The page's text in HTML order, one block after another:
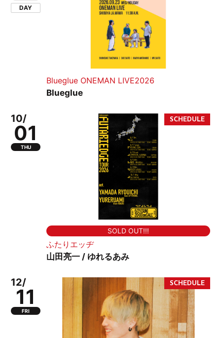
DAY
Blueglue ONEMAN LIVE2026
Blueglue
10/
01
THU
SOLD OUT!!!
ふたりエッヂ
山田亮一 / ゆれるあみ
12/
11
FRI